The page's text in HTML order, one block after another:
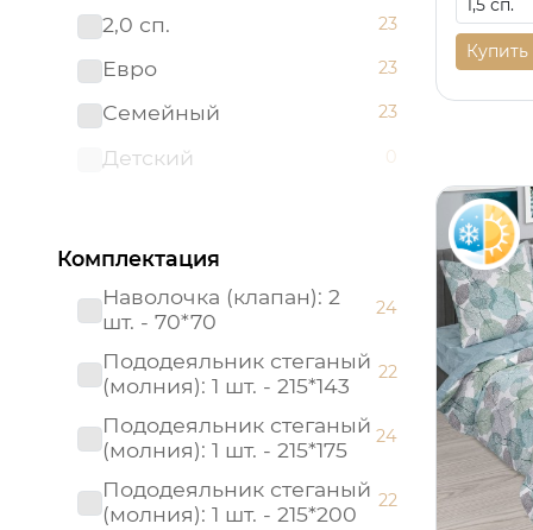
ЛЮКС с простыней на
резинке
0
Мако - сатин 0
Поплин детский 0
Поплин ясельный 0
2,0 сп. 23
Евро 23
Семейный 23
Детский 0
Комплектация
Наволочка (клапан): 2
шт. - 70*70
24
Пододеяльник стеганый
(молния): 1 шт. - 215*143
22
Пододеяльник стеганый
(молния): 1 шт. - 215*175
24
Пододеяльник стеганый
(молния): 1 шт. - 215*200
22
Купить